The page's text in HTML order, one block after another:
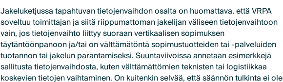
Jakeluketjussa tapahtuvan tietojenvaihdon osalta on huomattava, että VRPA
soveltuu toimittajan ja siitä riippumattoman jakelijan väliseen tietojenvaihtoon
vain, jos tietojenvaihto liittyy suoraan vertikaalisen sopimuksen
täytäntöönpanoon ja/tai on välttämätöntä sopimustuotteiden tai -palveluiden
tuotannon tai jakelun parantamiseksi. Suuntaviivoissa annetaan esimerkkejä
sallitusta tietojenvaihdosta, kuten välttämättömien teknisten tai logistiikkaa
koskevien tietojen vaihtaminen. On kuitenkin selvää, että säännön tulkinta ei ole